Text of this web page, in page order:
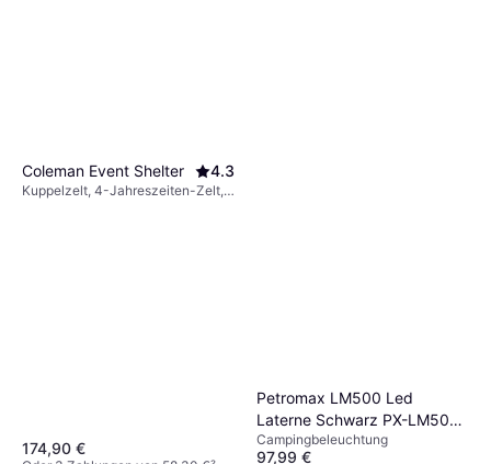
Coleman Event Shelter 4.3
Kuppelzelt, 4-Jahreszeiten-Zelt,
174,90 €
Petromax LM500 Led
Laterne Schwarz PX-LM500-
Black
Campingbeleuchtung
97,99 €